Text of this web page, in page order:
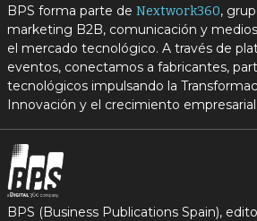
BPS forma parte de Nextwork360,
marketing B2B, comunicación y
el mercado tecnológico. A través de
eventos, conectamos a fabricantes,
tecnológicos impulsando la
Innovación y el crecimiento empresarial.
BPS (Business Publications Spain),